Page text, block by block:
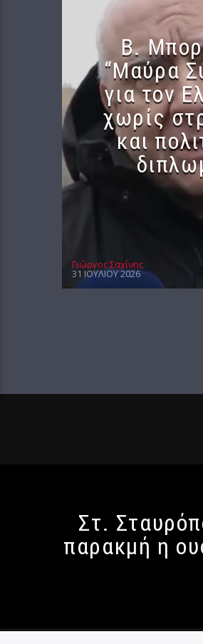
B.
“Μαύρα
για τον
χωρίς
και
Γιώργος Σαχίνης
31 ΙΟΥΛΊΟΥ 2026
Στ.
παρακμή η